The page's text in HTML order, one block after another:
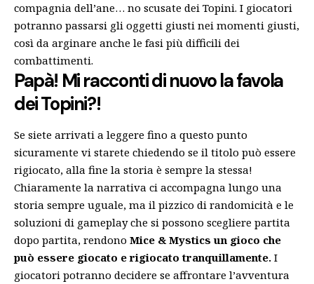
compagnia dell’ane… no scusate dei Topini. I giocatori
potranno passarsi gli oggetti giusti nei momenti giusti,
così da arginare anche le fasi più difficili dei
combattimenti.
Papà! Mi racconti di nuovo la favola
dei Topini?!
Se siete arrivati a leggere fino a questo punto
sicuramente vi starete chiedendo se il titolo può essere
rigiocato, alla fine la storia è sempre la stessa!
Chiaramente la narrativa ci accompagna lungo una
storia sempre uguale, ma il pizzico di randomicità e le
soluzioni di gameplay che si possono scegliere partita
dopo partita, rendono Mice & Mystics un gioco che
può essere giocato e rigiocato tranquillamente. I
giocatori potranno decidere se affrontare l’avventura